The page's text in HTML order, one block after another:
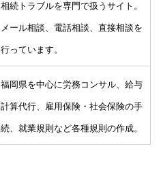
相続トラブルを専門で扱うサイト。
メール相談、電話相談、直接相談を
行っています。
福岡県を中心に労務コンサル、給与
計算代行、雇用保険・社会保険の手
続、就業規則など各種規則の作成。